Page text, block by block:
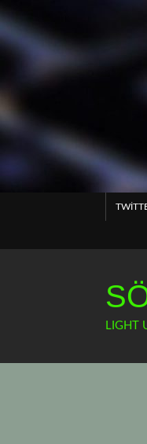
content
LIGHT